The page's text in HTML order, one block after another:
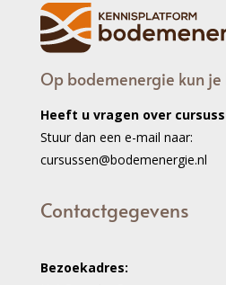
Op bodemenergie kun je
Heeft u vragen over
Stuur dan een e-mail naar:
cursussen@bodemenergie.nl
Contactgegevens
Bezoekadres: